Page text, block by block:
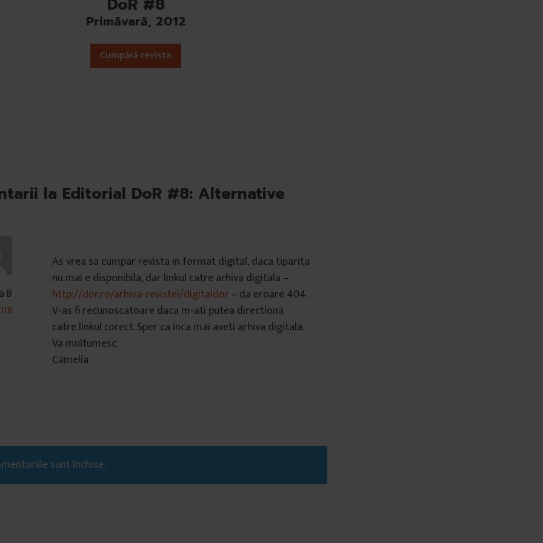
DoR #8
Primăvară, 2012
Cumpără revista
la Editorial DoR #8: Alternative
B
As vrea sa cumpar revista in format digital, daca tiparita
nu mai e disponibila, dar linkul catre arhiva digitala –
http://dor.ro/arhiva-revistei/digitaldor – da eroare 404.
V-as fi recunoscatoare daca m-ati putea directiona
catre linkul corect. Sper ca inca mai aveti arhiva digitala.
Va multumesc.
Camelia
sunt închise.